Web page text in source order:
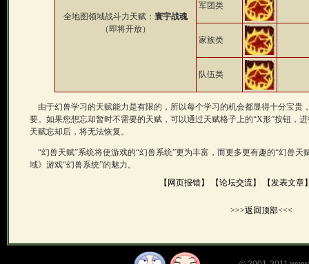
全地图领域战斗力天赋： 寰宇战魂
（即将开放）
军团类
家族类
队伍类
由于幻兽学习的天赋能力是有限的，所以每个学习的机会都显得十分宝贵
要。如果您想忘却暂时不需要的天赋，可以通过天赋格子上的“X形”按钮，
天赋忘却后，将无法恢复。
“幻兽天赋”系统将使游戏的“幻兽系统”更为丰富，而更多更有趣的“幻兽
域》游戏“幻兽系统”的魅力。
【网页报错】
【论坛交流】 【发表文章
>>>返回顶部<<<